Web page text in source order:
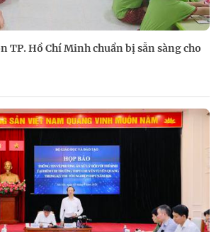
TP. Hồ Chí Minh chuẩn bị sẵn sàng cho